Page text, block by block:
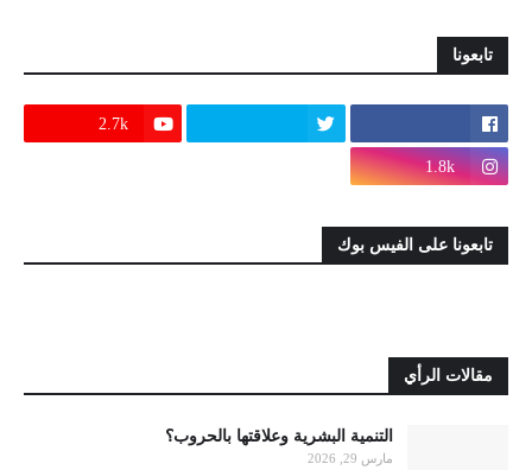
تابعونا
2.7k
1.8k
تابعونا على الفيس بوك
مقالات الرأي
التنمية البشرية وعلاقتها بالحروب؟
مارس 29, 2026